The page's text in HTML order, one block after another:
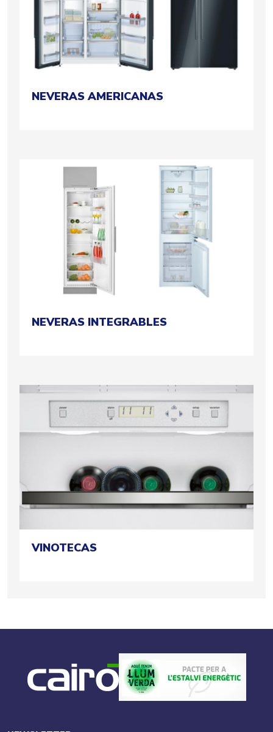
NEVERAS AMERICANAS
NEVERAS INTEGRABLES
VINOTECAS